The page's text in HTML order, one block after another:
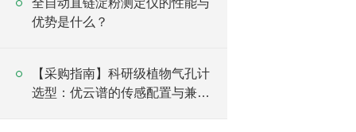
全自动直链淀粉测定仪的性能与
优势是什么？
【采购指南】科研级植物气孔计
选型：优云谱的传感配置与兼容